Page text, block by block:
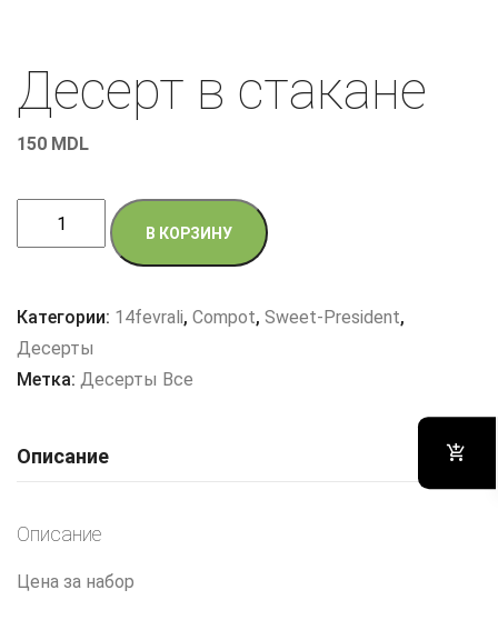
Десерт в стакане
150 MDL
Количество
товара
в
стакане
В КОРЗИНУ
Категории: 14fevrali, Compot, Sweet-President,
Десерты
Метка: Десерты Все
Описание
Описание
Цена за набор